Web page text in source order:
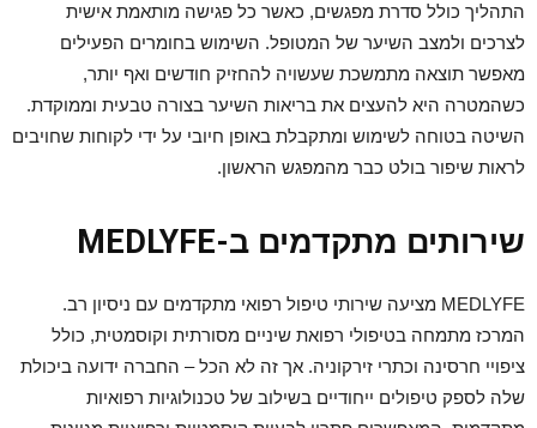
התהליך כולל סדרת מפגשים, כאשר כל פגישה מותאמת אישית
לצרכים ולמצב השיער של המטופל. השימוש בחומרים הפעילים
מאפשר תוצאה מתמשכת שעשויה להחזיק חודשים ואף יותר,
כשהמטרה היא להעצים את בריאות השיער בצורה טבעית וממוקדת.
השיטה בטוחה לשימוש ומתקבלת באופן חיובי על ידי לקוחות שחויבים
לראות שיפור בולט כבר מהמפגש הראשון.
שירותים מתקדמים ב-MEDLYFE
MEDLYFE מציעה שירותי טיפול רפואי מתקדמים עם ניסיון רב.
המרכז מתמחה בטיפולי רפואת שיניים מסורתית וקוסמטית, כולל
ציפויי חרסינה וכתרי זירקוניה. אך זה לא הכל – החברה ידועה ביכולת
שלה לספק טיפולים ייחודיים בשילוב של טכנולוגיות רפואיות